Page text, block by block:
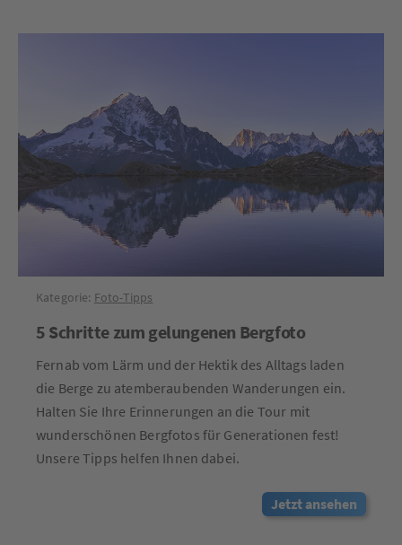
Kategorie: Foto-Tipps
5 Schritte zum gelungenen Bergfoto
Fernab vom Lärm und der Hektik des Alltags laden
die Berge zu atemberaubenden Wanderungen ein.
Halten Sie Ihre Erinnerungen an die Tour mit
wunderschönen Bergfotos für Generationen fest!
Unsere Tipps helfen Ihnen dabei.
Jetzt ansehen